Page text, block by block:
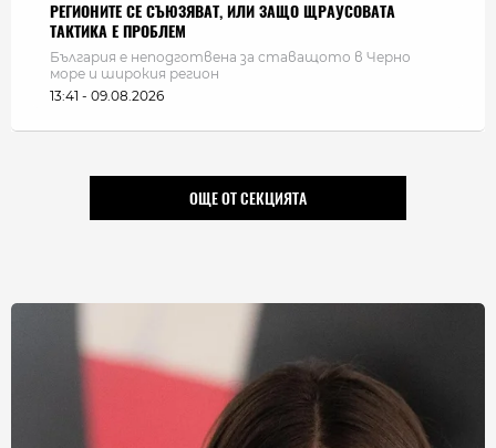
РЕГИОНИТЕ СЕ СЪЮЗЯВАТ, ИЛИ ЗАЩО ЩРАУСОВАТА
ТАКТИКА Е ПРОБЛЕМ
България e неподготвена за ставащото в Черно
море и широкия регион
13:41 - 09.08.2026
ОЩЕ ОТ СЕКЦИЯТА